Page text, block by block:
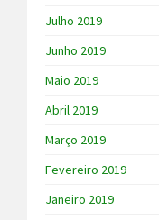
Julho 2019
Junho 2019
Maio 2019
Abril 2019
Março 2019
Fevereiro 2019
Janeiro 2019